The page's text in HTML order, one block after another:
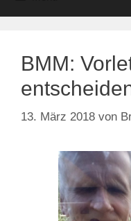
BMM:
13. März 2018 von